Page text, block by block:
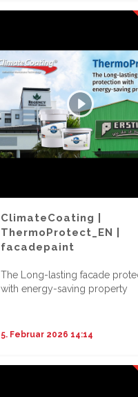
ClimateCoating |
ThermoProtect_EN |
facadepaint
The Long-lasting facade
with energy-saving property
5. Februar 2026 14:14